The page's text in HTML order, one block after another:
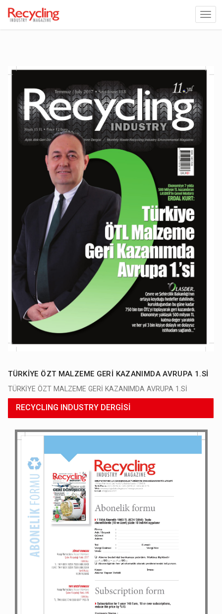
TÜRKİYE ÖZT MALZEME GERİ KAZANIMDA AVRUPA 1.Sİ
TÜRKİYE ÖZT MALZEME GERİ KAZANIMDA AVRUPA 1.Sİ
RECYCLING INDUSTRY DERGİSİ